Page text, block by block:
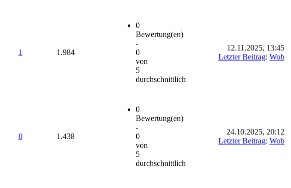
1 1.984
0
Bewertung(en)
-
0
von
5
durchschnittlich
12.11.2025, 13:45
Letzter Beitrag: Wob
0 1.438
0
Bewertung(en)
-
0
von
5
durchschnittlich
24.10.2025, 20:12
Letzter Beitrag: Wob